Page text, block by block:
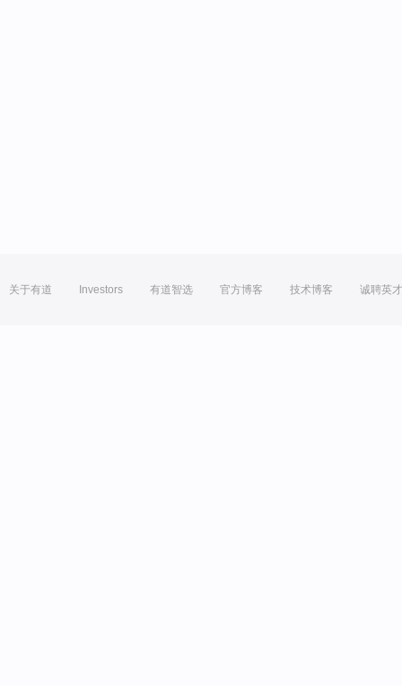
关于有道 Investors 有道智选 官方博客 技术博客 诚聘英才